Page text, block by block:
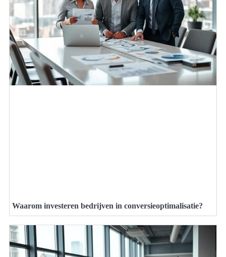
Waarom investeren bedrijven in conversieoptimalisatie?